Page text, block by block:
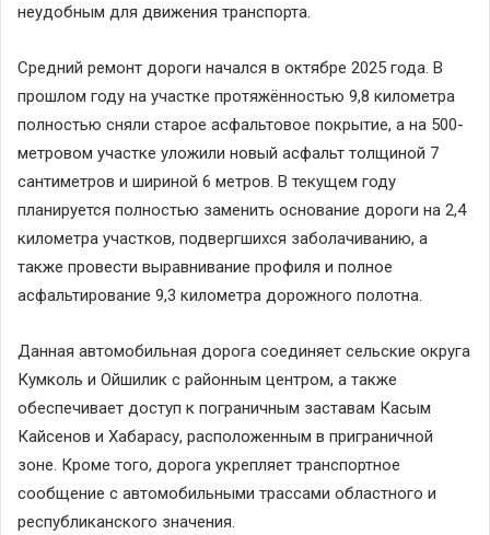
неудобным для движения транспорта.
Средний ремонт дороги начался в октябре 2025 года. В
прошлом году на участке протяжённостью 9,8 километра
полностью сняли старое асфальтовое покрытие, а на 500-
метровом участке уложили новый асфальт толщиной 7
сантиметров и шириной 6 метров. В текущем году
планируется полностью заменить основание дороги на 2,4
километра участков, подвергшихся заболачиванию, а
также провести выравнивание профиля и полное
асфальтирование 9,3 километра дорожного полотна.
Данная автомобильная дорога соединяет сельские округа
Кумколь и Ойшилик с районным центром, а также
обеспечивает доступ к пограничным заставам Касым
Кайсенов и Хабарасу, расположенным в приграничной
зоне. Кроме того, дорога укрепляет транспортное
сообщение с автомобильными трассами областного и
республиканского значения.